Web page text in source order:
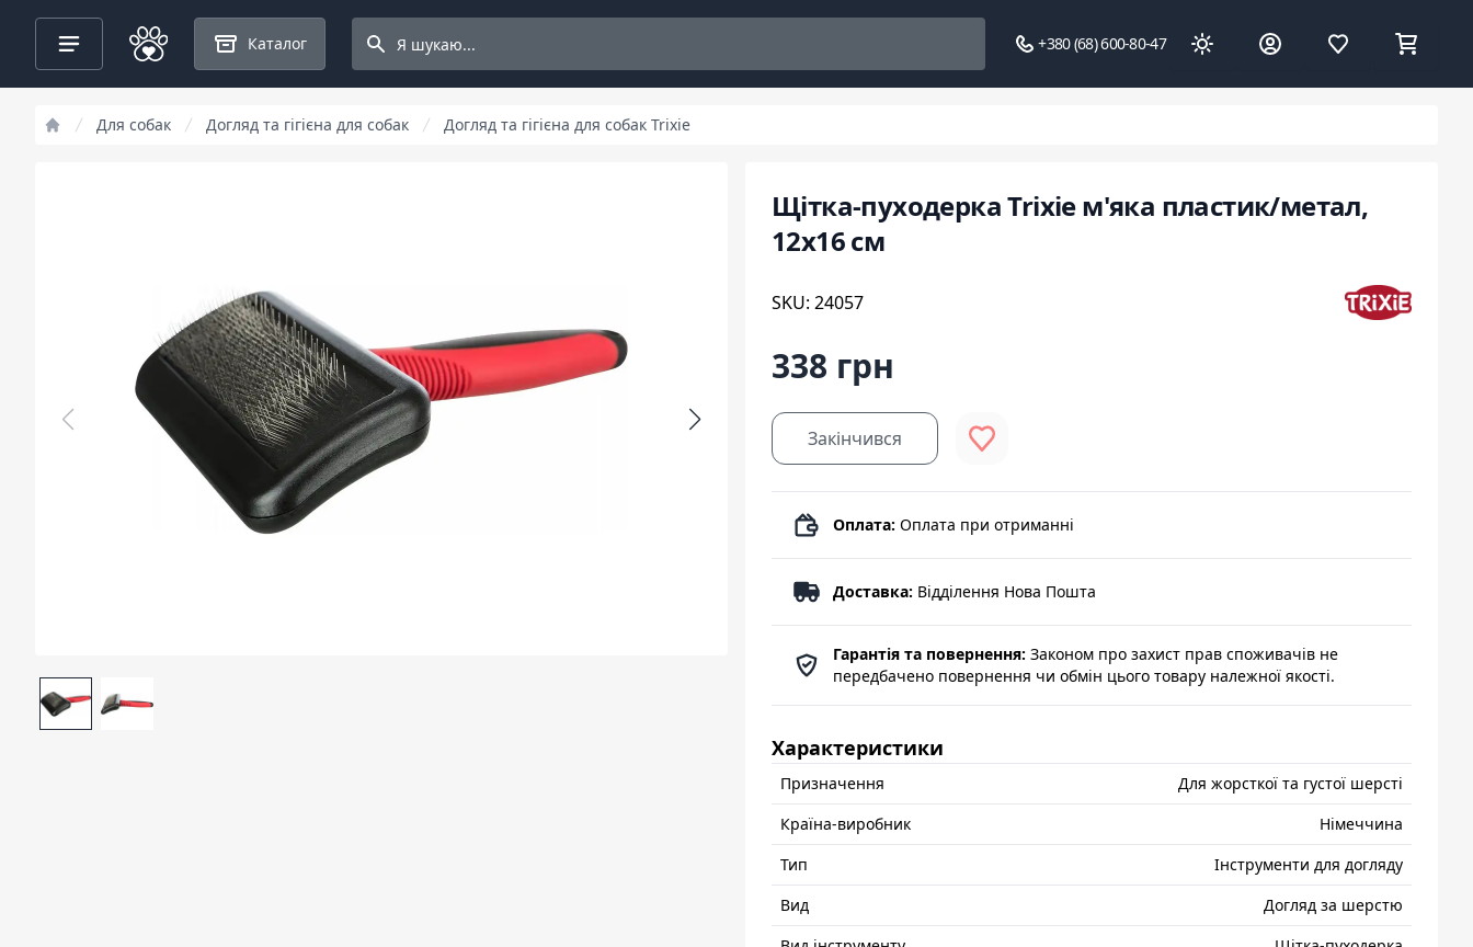
Каталог
Search projects
+380 (68) 600-80-47
Для собак Догляд та гігієна для собак Догляд та гігієна для собак Trixie
Щітка-пуходерка Trixie м'яка пластик/метал,
12х16 см
SKU: 24057
338 грн
Закінчився
Оплата: Оплата при отриманні
Доставка: Відділення Нова Пошта
Гарантія та повернення: Законом про захист прав споживачів не
передбачено повернення чи обмін цього товару належної якості.
Характеристики
Призначення
Для жорсткої та густої шерсті
Країна-виробник
Нiмеччина
Тип
Інструменти для догляду
Вид
Догляд за шерстю